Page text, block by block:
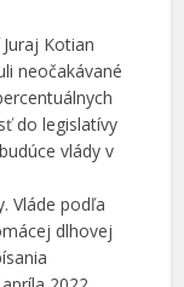
Kotian
neočakávané
do legislatívy
vlády v
Vláde podľa
dlhovej